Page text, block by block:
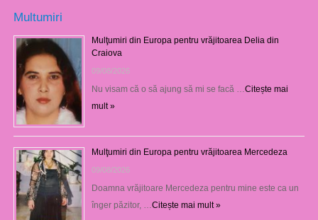
Multumiri
Mulţumiri din Europa pentru vrăjitoarea Delia din
Craiova
09/08/2026
Nu visam că o să ajung să mi se facă … Citește mai
mult »
Mulţumiri din Europa pentru vrăjitoarea Mercedeza
09/08/2026
Doamna vrăjitoare Mercedeza pentru mine este ca un
înger păzitor, … Citește mai mult »